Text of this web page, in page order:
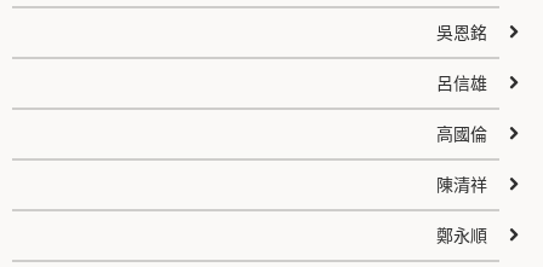
吳恩銘
呂信雄
高國倫
陳清祥
鄭永順